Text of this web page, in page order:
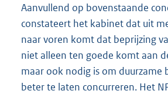
Aanvullend op bovenstaande
constateert het kabinet dat uit
naar voren komt dat beprijzing
niet alleen ten goede komt aan
maar ook nodig is om duurzame
beter te laten concurreren. Het